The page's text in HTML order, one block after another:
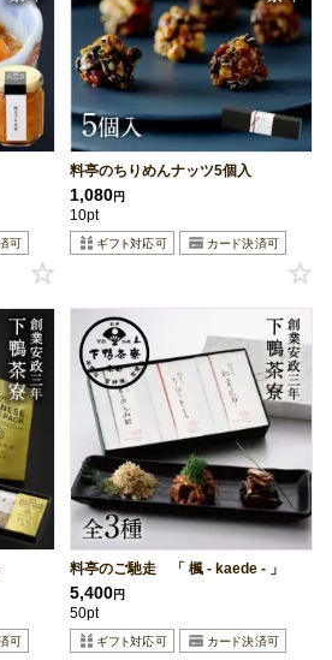
料亭のちりめんナッツ5個入
1,080円
10pt
料亭のご馳走 「 楓 - kaede - 」
5,400円
50pt